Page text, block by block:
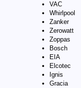
VAC
Whirlpool
Zanker
Zerowatt
Zoppas
Bosch
EIA
Elcotec
Ignis
Gracia